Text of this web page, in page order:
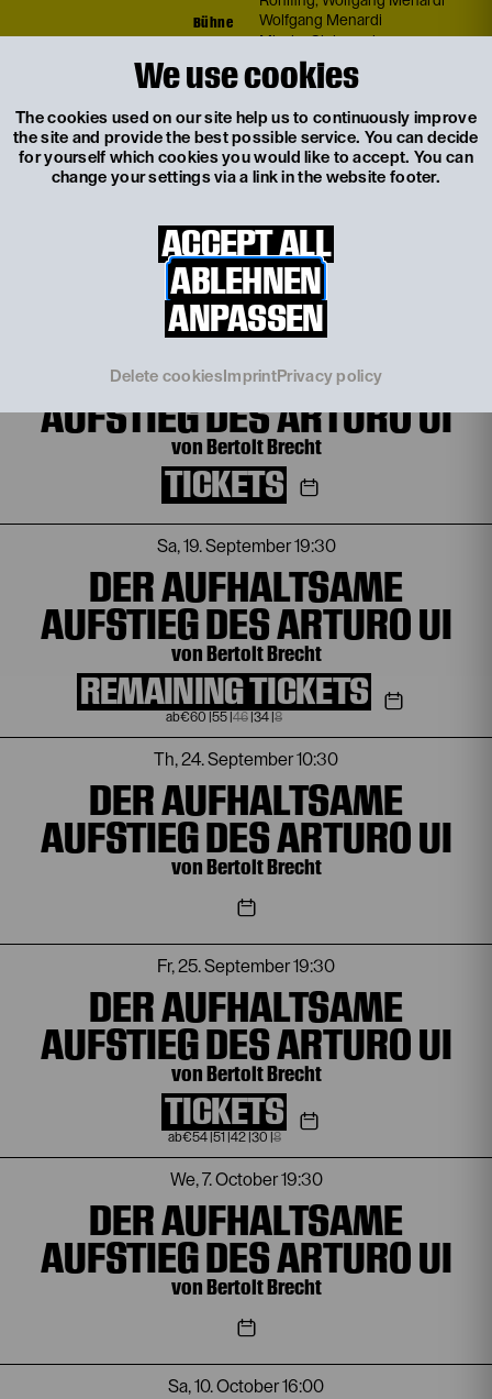
We use cookies
The cookies used on our site help us to continuously improve
the site and provide the best possible service. You can decide
for yourself which cookies you would like to accept. You can
change your settings via a link in the website footer.
ACCEPT ALL
ABLEHNEN
ANPASSEN
Delete cookies Imprint Privacy policy
Bühne Wolfgang Menardi
Serafimowitsch
Musik Tobias Schwencke
Choreografie Leo Kees
Puppenbau und Puppencoach Michael Pietsch
Dramaturgie Simon Hastreiter
Künstlerische Lucas Vogel
Weitere Termine
Tu, 15. September18:00
DER AUFHALTSAME
AUFSTIEG DES ARTURO UI
von Bertolt Brecht
TICKETS
Sa, 19. September19:30
DER AUFHALTSAME
AUFSTIEG DES ARTURO UI
von Bertolt Brecht
REMAINING TICKETS
€60 55 46 34 8
Th, 24. September10:30
DER AUFHALTSAME
AUFSTIEG DES ARTURO UI
von Bertolt Brecht
Fr, 25. September19:30
DER AUFHALTSAME
AUFSTIEG DES ARTURO UI
von Bertolt Brecht
TICKETS
€54 51 42 30 |8
We, 7. October19:30
DER AUFHALTSAME
AUFSTIEG DES ARTURO UI
von Bertolt Brecht
Sa, 10. October16:00